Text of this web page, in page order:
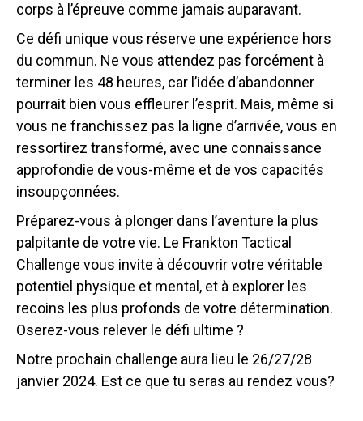
corps à l’épreuve comme jamais auparavant.
Ce défi unique vous réserve une expérience hors
du commun. Ne vous attendez pas forcément à
terminer les 48 heures, car l’idée d’abandonner
pourrait bien vous effleurer l’esprit. Mais, même si
vous ne franchissez pas la ligne d’arrivée, vous en
ressortirez transformé, avec une connaissance
approfondie de vous-même et de vos capacités
insoupçonnées.
Préparez-vous à plonger dans l’aventure la plus
palpitante de votre vie. Le Frankton Tactical
Challenge vous invite à découvrir votre véritable
potentiel physique et mental, et à explorer les
recoins les plus profonds de votre détermination.
Oserez-vous relever le défi ultime ?
Notre prochain challenge aura lieu le 26/27/28
janvier 2024. Est ce que tu seras au rendez vous?